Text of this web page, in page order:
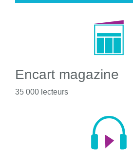
Encart magazine
35 000 lecteurs